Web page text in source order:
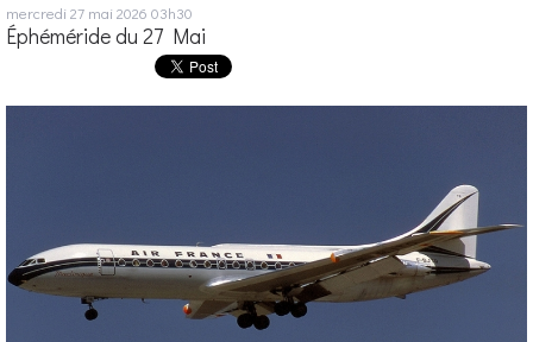
mercredi 27 mai 2026 03h30
Éphéméride du 27 Mai